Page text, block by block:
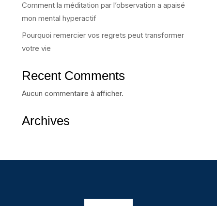
Comment la méditation par l’observation a apaisé
mon mental hyperactif
Pourquoi remercier vos regrets peut transformer
votre vie
Recent Comments
Aucun commentaire à afficher.
Archives